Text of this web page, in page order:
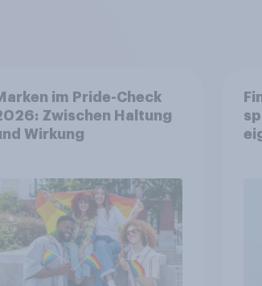
im Pride-Check
Zwischen Haltung
Wirkung